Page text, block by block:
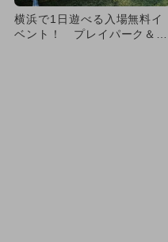
横浜で1日遊べる入場無料イ
ベント！ プレイパーク＆体